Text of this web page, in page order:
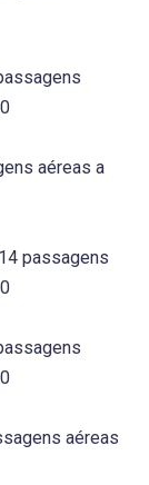
aéreas a
passagens
aéreas